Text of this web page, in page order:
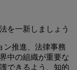
を一新しましょう
ン推進、法律事務
中の組織が重要な
できるよう、知的